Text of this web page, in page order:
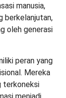
manusia,
berkelanjutan,
oleh generasi
peran yang
Mereka
terkoneksi